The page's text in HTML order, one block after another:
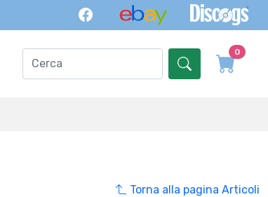
0
Torna alla pagina Articoli